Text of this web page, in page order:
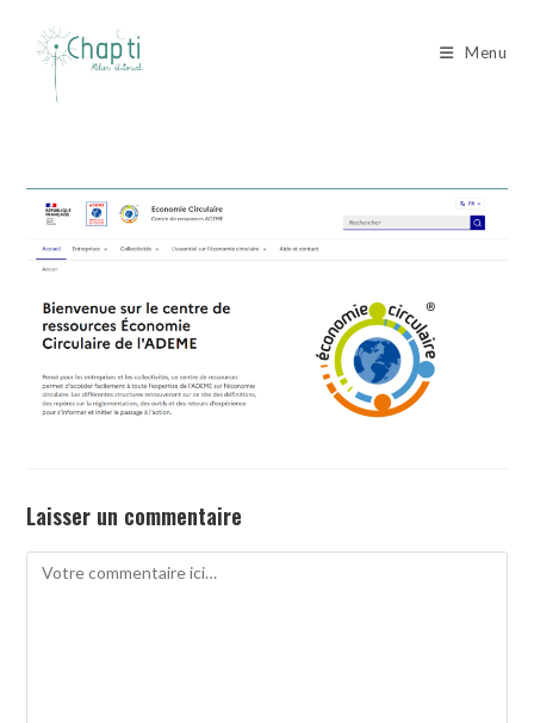
content
Menu
Laisser un commentaire
Comment